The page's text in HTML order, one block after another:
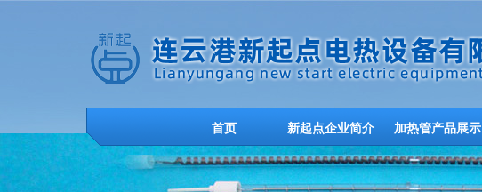
首页 新起点企业简介 加热管产品展示